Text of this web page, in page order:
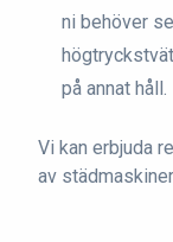
ni behöver
på annat håll.
Vi kan erbjuda
av